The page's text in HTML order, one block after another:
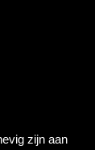
zijn aan